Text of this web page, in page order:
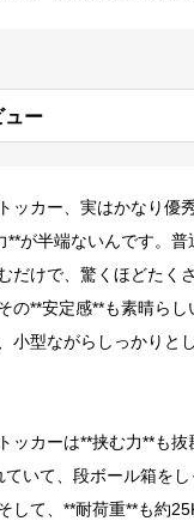
ュー
ッカー、実はかなり優
**が半端ないんです。
だけで、驚くほどたく
の**安定感**も素晴ら
小型ながらしっかりと
ッカーは**挟む力**も
ていて、段ボール箱を
して、**耐荷重**も約